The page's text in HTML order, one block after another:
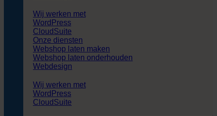
Wij werken met
WordPress
CloudSuite
Onze diensten
Webshop laten maken
Webshop laten onderhouden
Webdesign
Wij werken met
WordPress
CloudSuite